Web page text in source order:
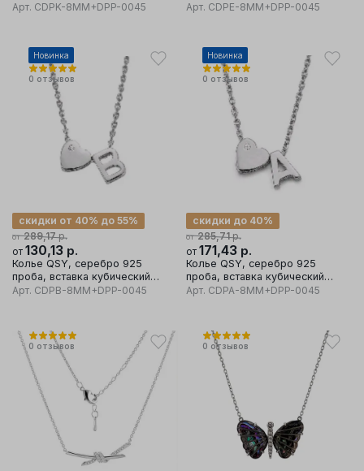
цирконий
Арт. CDPK-8MM+DPP-0045
цирконий
Арт. CDPE-8MM+DPP-0045
Новинка
0 отзывов
от 289,17р.
скидки от 40% до 55%
от 130,13 р.
Колье QSY, серебро 925
проба, вставка кубический
цирконий
Арт. CDPB-8MM+DPP-0045
Новинка
0 отзывов
от 285,71р.
скидки до 40%
от 171,43 р.
Колье QSY, серебро 925
проба, вставка кубический
цирконий
Арт. CDPA-8MM+DPP-0045
0 отзывов 0 отзывов